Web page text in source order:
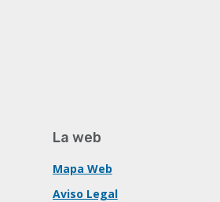
La web
Mapa Web
Aviso Legal